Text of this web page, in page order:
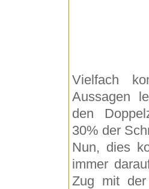
Vielfach
Aussagen
den
30% der
Nun, dies
immer
Zug mit der